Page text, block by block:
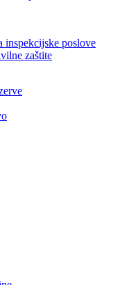
pomoć
poslove
zaštite